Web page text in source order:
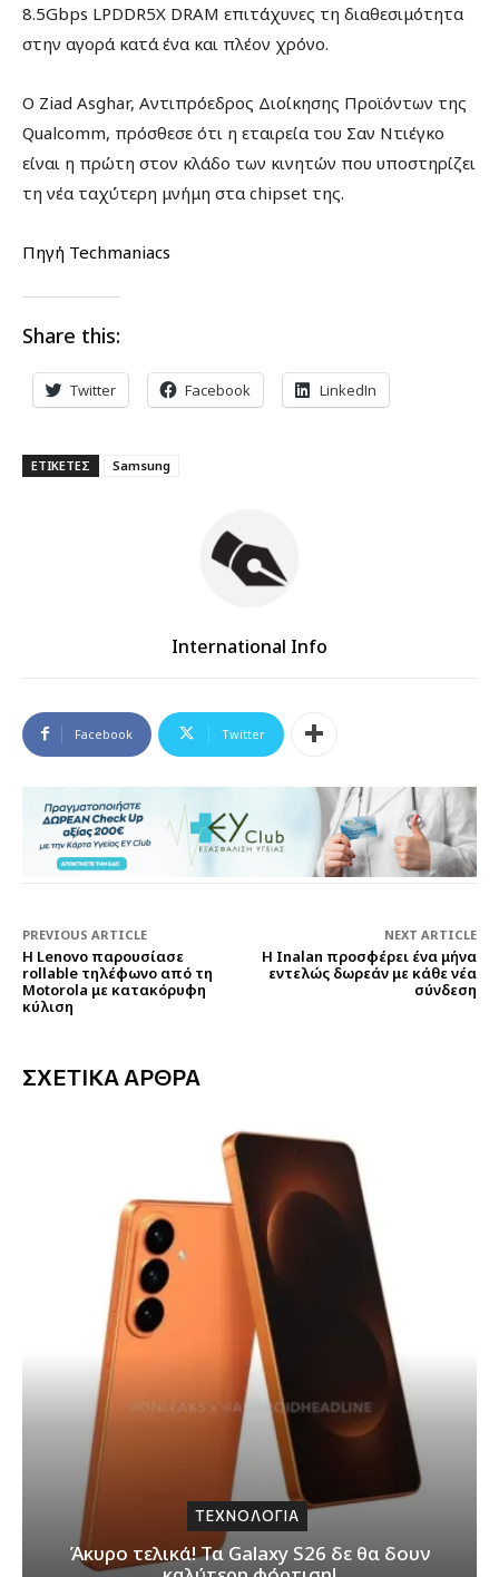
8.5Gbps LPDDR5X DRAM επιτάχυνες τη διαθεσιμότητα
στην αγορά κατά ένα και πλέον χρόνο.
Ο Ziad Asghar, Αντιπρόεδρος Διοίκησης Προϊόντων της
Qualcomm, πρόσθεσε ότι η εταιρεία του Σαν Ντιέγκο
είναι η πρώτη στον κλάδο των κινητών που υποστηρίζει
τη νέα ταχύτερη μνήμη στα chipset της.
Πηγή Techmaniacs
Share this:
Twitter Facebook LinkedIn
ΕΤΙΚΕΤΕΣ Samsung
International Info
Facebook Twitter
PREVIOUS ARTICLE
Η Lenovo παρουσίασε
rollable τηλέφωνο από τη
Motorola με κατακόρυφη
κύλιση
NEXT ARTICLE
Η Inalan προσφέρει ένα μήνα
εντελώς δωρεάν με κάθε νέα
σύνδεση
ΣΧΕΤΙΚΑ ΑΡΘΡΑ
ΤΕΧΝΟΛΟΓΙΑ
Άκυρο τελικά! Τα Galaxy S26 δε θα δουν